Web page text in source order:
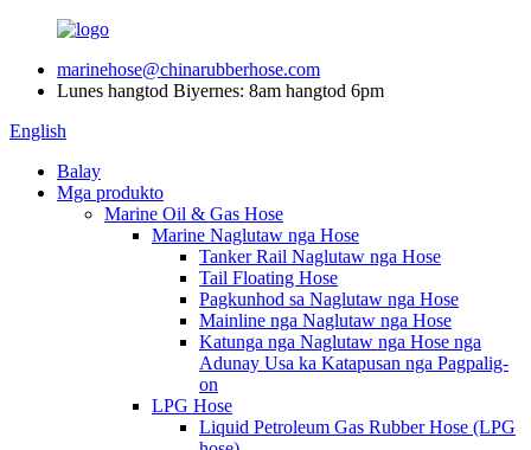
marinehose@chinarubberhose.com
Lunes hangtod Biyernes: 8am hangtod 6pm
English
Balay
Mga produkto
Marine Oil & Gas Hose
Marine Naglutaw nga Hose
Tanker Rail Naglutaw nga Hose
Tail Floating Hose
Pagkunhod sa Naglutaw nga Hose
Mainline nga Naglutaw nga Hose
Katunga nga Naglutaw nga Hose nga
Adunay Usa ka Katapusan nga Pagpalig-
on
LPG Hose
Liquid Petroleum Gas Rubber Hose (LPG